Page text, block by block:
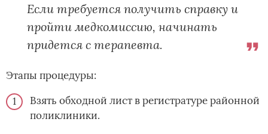
Если требуется получить справку и
пройти медкомиссию, начинать
придется с терапевта.
Этапы процедуры:
Взять обходной лист в регистратуре районной
поликлиники.